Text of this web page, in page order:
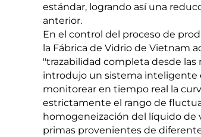
estándar, logrando así una
anterior.
En el control del proceso de
la Fábrica de Vidrio de Vietnam
"trazabilidad completa desde las
introdujo un sistema inteligente
monitorear en tiempo real la
estrictamente el rango de
homogeneización del líquido de
primas provenientes de